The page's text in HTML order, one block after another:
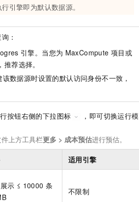
引擎即为默认数据源。
：
引擎。当您为 MaxCompute 项目或
推荐选择。
数据源时设置的默认访问身份不一致，
按钮右侧的下拉图标
，即可切换运行模
上方工具栏更多 > 成本预估进行预估。
适用引擎
示 ≤ 10000 条
不限制